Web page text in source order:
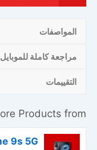
المواصفات
مراجعة كاملة للموبايل
التقييمات
Products from
9s 5G